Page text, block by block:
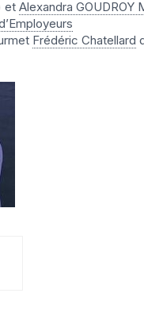
et Alexandra GOUDROY
Frédéric Chatellard